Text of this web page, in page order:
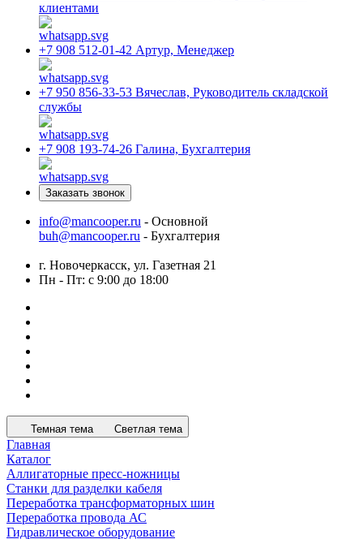
клиентами
+7 908 512-01-42 Артур, Менеджер
+7 950 856-33-53 Вячеслав, Руководитель складской
службы
+7 908 193-74-26 Галина, Бухгалтерия
Заказать звонок
info@mancooper.ru - Основной
buh@mancooper.ru - Бухгалтерия
г. Новочеркасск, ул. Газетная 21
Пн - Пт: с 9:00 до 18:00
Темная тема Светлая тема
Главная
Каталог
Аллигаторные пресс-ножницы
Станки для разделки кабеля
Переработка трансформаторных шин
Переработка провода АС
Гидравлическое оборудование